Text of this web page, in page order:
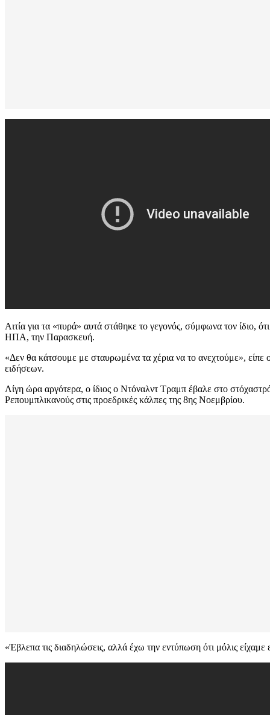
Αιτία για τα «πυρά» αυτά στάθηκε το γεγονός, σύμφωνα τον
ΗΠΑ, την Παρασκευή.
«Δεν θα κάτσουμε με σταυρωμένα τα χέρια να το ανεχτούμε», είπε
ειδήσεων.
Λίγη ώρα αργότερα, ο ίδιος ο Ντόναλντ Τραμπ έβαλε στο
Ρεπουμπλικανούς στις προεδρικές κάλπες της 8ης Νοεμβρίου.
«Έβλεπα τις διαδηλώσεις, αλλά έχω την εντύπωση ότι μόλις